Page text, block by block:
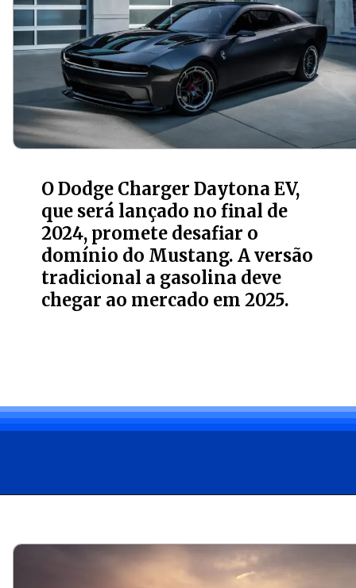
O Dodge Charger Daytona EV,
que será lançado no final de
2024, promete desafiar o
domínio do Mustang. A versão
tradicional a gasolina deve
chegar ao mercado em 2025.